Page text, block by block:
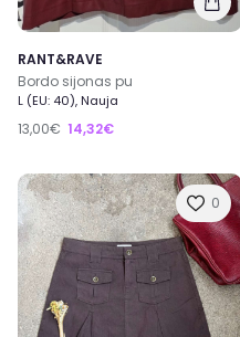
RANT&RAVE
Bordo sijonas pu
L (EU: 40), Nauja
13,00€ 14,32€
0